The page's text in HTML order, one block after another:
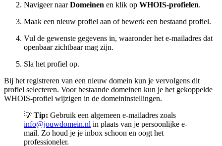
Navigeer naarDomeinen en klik op WHOIS-profielen.
Maak een nieuw profiel aan of bewerk een bestaand profiel.
Vul de gewenste gegevens in, waaronder het e-mailadres dat
openbaar zichtbaar mag zijn.
Sla het profiel op.
Bij het registreren van een nieuw domein kun je vervolgens dit
profiel selecteren. Voor bestaande domeinen kun je het gekoppelde
WHOIS-profiel wijzigen in de domeininstellingen.
💡 Tip: Gebruik een algemeen e-mailadres zoals
info@jouwdomein.nl in plaats van je persoonlijke e-
mail. Zo houd je je inbox schoon en oogt het
professioneler.